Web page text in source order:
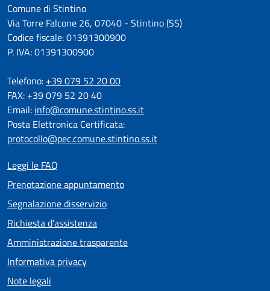
Comune di Stintino
Via Torre Falcone 26, 07040 - Stintino (SS)
Codice fiscale: 01391300900
P. IVA: 01391300900
Telefono: +39 079 52 20 00
FAX: +39 079 52 20 40
Email: info@comune.stintino.ss.it
Posta Elettronica Certificata:
protocollo@pec.comune.stintino.ss.it
Leggi le FAQ
Prenotazione appuntamento
Segnalazione disservizio
Richiesta d'assistenza
Amministrazione trasparente
Informativa privacy
Note legali